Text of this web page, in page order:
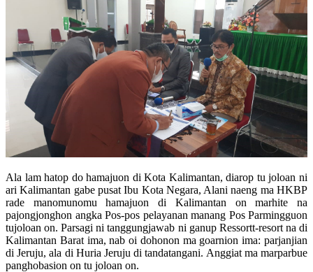
Ala lam hatop do hamajuon di Kota Kalimantan, diarop tu joloan ni
ari Kalimantan gabe pusat Ibu Kota Negara, Alani naeng ma HKBP
rade manomunomu hamajuon di Kalimantan on marhite na
pajongjonghon angka Pos-pos pelayanan manang Pos Parmingguon
tujoloan on. Parsagi ni tanggungjawab ni ganup Ressortt-resort na di
Kalimantan Barat ima, nab oi dohonon ma goarnion ima: parjanjian
di Jeruju, ala di Huria Jeruju di tandatangani. Anggiat ma marparbue
panghobasion on tu joloan on.